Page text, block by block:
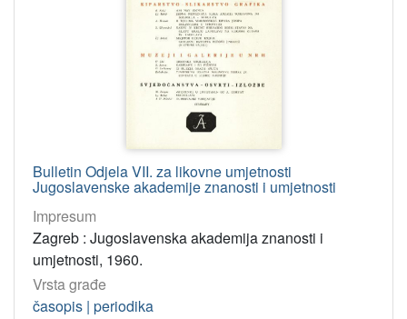
Bulletin Odjela VII. za likovne umjetnosti
Jugoslavenske akademije znanosti i umjetnosti
Impresum
Zagreb : Jugoslavenska akademija znanosti i
umjetnosti, 1960.
Vrsta građe
časopis | periodika